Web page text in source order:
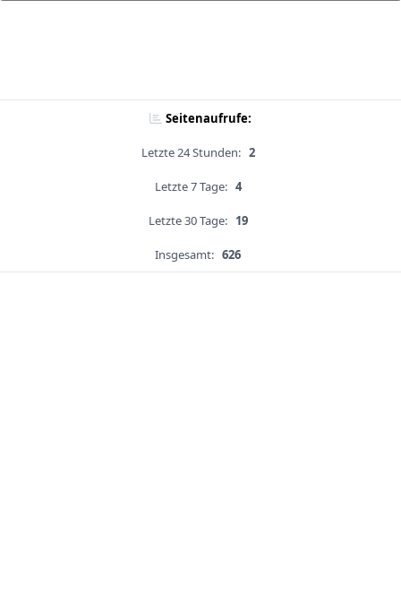
Seitenaufrufe:
Letzte 24 Stunden: 2
Letzte 7 Tage: 4
Letzte 30 Tage: 19
Insgesamt: 626